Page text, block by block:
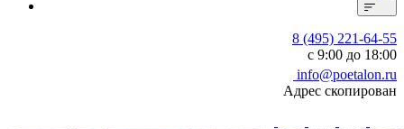
8 (495) 221-64-55
с 9:00 до 18:00
info@poetalon.ru
Адрес скопирован